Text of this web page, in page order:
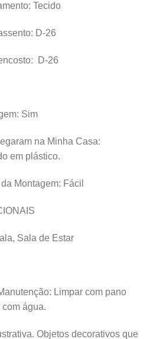
Tecido
D-26
D-26
Sim
na Minha Casa:
em plástico.
Montagem: Fácil
Sala de Estar
Limpar com pano
água.
Objetos decorativos que